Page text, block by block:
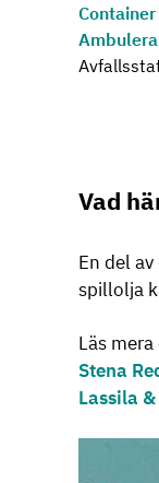
Vad
En del
spillolja
Läs
Stena
Lassila &